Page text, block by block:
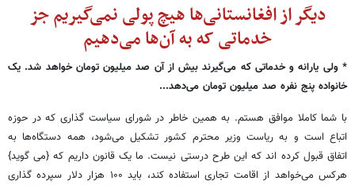
دیگر از افغانستانی‌ها هیچ پولی نمی‌گیریم جز
خدماتی که به آن‌ها می‌دهیم
* ولی یارانه و خدماتی که می‌گیرند بیش از آن صد میلیون تومان خواهد شد. یک
خانواده پنج نفره صد میلیون تومان می‌دهد...
با شما کاملا موافق هستم. به همین خاطر در شورای سیاست گذاری که در حوزه
اتباع است و به ریاست وزیر محترم کشور تشکیل می‌شود، همه دستگاه‌ها به
اتفاق قبول کرده اند که این طرح درستی نیست. ما یک قانون داریم که {می گوید}
هرکس می‌خواهد از اقامت تجاری استفاده کند، باید ۱۰۰ هزار دلار سپرده گذاری